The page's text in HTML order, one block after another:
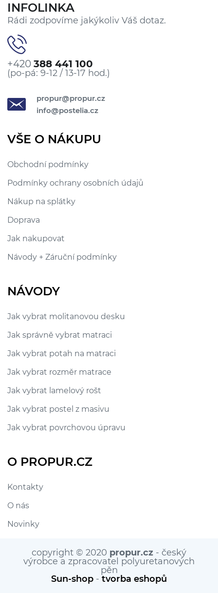
INFOLINKA
Rádi zodpovíme jakýkoliv Váš dotaz.
+420 388 441 100
(po-pá: 9-12 / 13-17 hod.)
propur@propur.cz
info@postelia.cz
VŠE O NÁKUPU
Obchodní podmínky
Podmínky ochrany osobních údajů
Nákup na splátky
Doprava
Jak nakupovat
Návody + Záruční podmínky
NÁVODY
Jak vybrat molitanovou desku
Jak správně vybrat matraci
Jak vybrat potah na matraci
Jak vybrat rozměr matrace
Jak vybrat lamelový rošt
Jak vybrat postel z masivu
Jak vybrat povrchovou úpravu
O PROPUR.CZ
Kontakty
O nás
Novinky
copyright © 2020 propur.cz - český
výrobce a zpracovatel polyuretanových
pěn
Sun-shop - tvorba eshopů